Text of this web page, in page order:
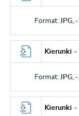
Format: JPG, -
Kierunki -
Format: JPG, -
Kierunki